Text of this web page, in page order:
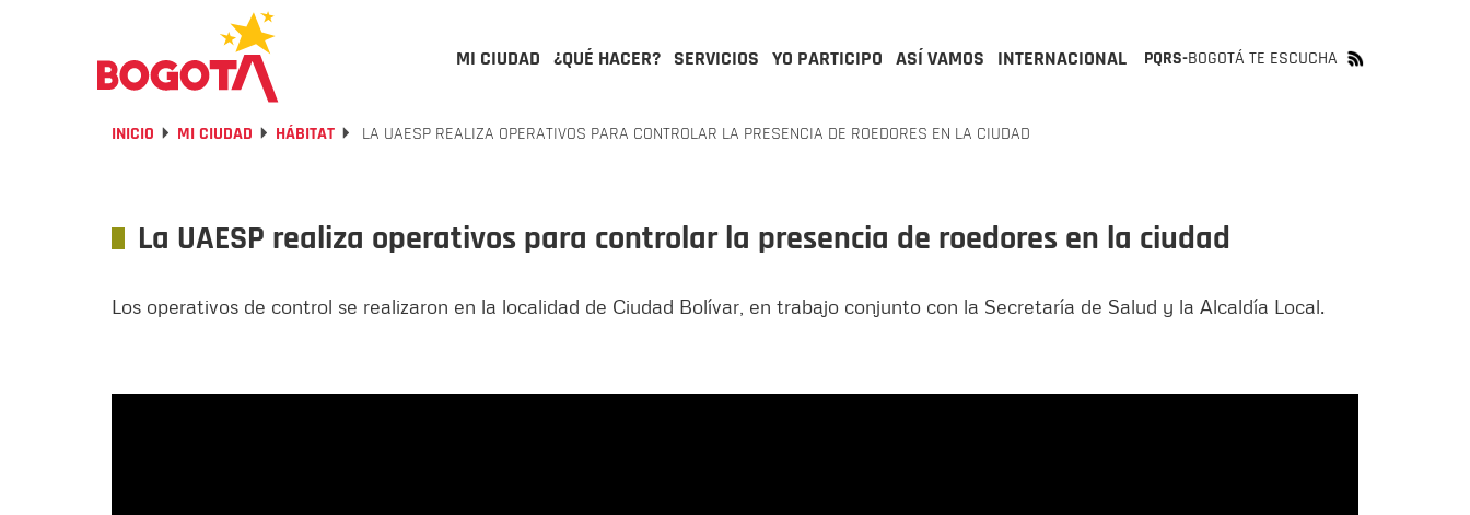
MI CIUDAD ¿QUÉ HACER? SERVICIOS YO PARTICIPO ASÍ VAMOS INTERNACIONAL PQRS-BOGOTÁ TE ESCUCHA
INICIO MI CIUDAD HÁBITAT LA UAESP REALIZA OPERATIVOS PARA CONTROLAR LA PRESENCIA DE ROEDORES EN LA CIUDAD
La UAESP realiza operativos para controlar la presencia de roedores en la ciudad
Los operativos de control se realizaron en la localidad de Ciudad Bolívar, en trabajo conjunto con la Secretaría de Salud y la Alcaldía Local.